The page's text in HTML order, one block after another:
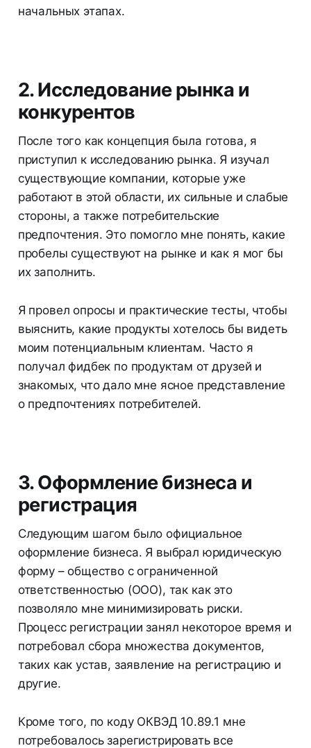
начальных этапах.
2. Исследование рынка и
конкурентов
После того как концепция была готова, я
приступил к исследованию рынка. Я изучал
существующие компании, которые уже
работают в этой области, их сильные и слабые
стороны, а также потребительские
предпочтения. Это помогло мне понять, какие
пробелы существуют на рынке и как я мог бы
их заполнить.
Я провел опросы и практические тесты, чтобы
выяснить, какие продукты хотелось бы видеть
моим потенциальным клиентам. Часто я
получал фидбек по продуктам от друзей и
знакомых, что дало мне ясное представление
о предпочтениях потребителей.
3. Оформление бизнеса и
регистрация
Следующим шагом было официальное
оформление бизнеса. Я выбрал юридическую
форму – общество с ограниченной
ответственностью (ООО), так как это
позволяло мне минимизировать риски.
Процесс регистрации занял некоторое время и
потребовал сбора множества документов,
таких как устав, заявление на регистрацию и
другие.
Кроме того, по коду ОКВЭД 10.89.1 мне
потребовалось зарегистрировать все